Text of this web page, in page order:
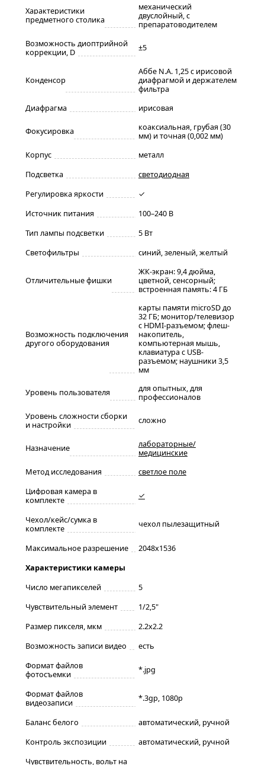
Характеристики
предметного столика
механический
двуслойный, с
препаратоводителем
Возможность диоптрийной
коррекции, D
±5
Конденсор
Аббе N.A. 1,25 с ирисовой
диафрагмой и держателем
фильтра
Диафрагма
ирисовая
Фокусировка
коаксиальная, грубая (30
мм) и точная (0,002 мм)
Корпус
металл
Подсветка
светодиодная
Регулировка яркости
✓
Источник питания
100–240 В
Тип лампы подсветки
5 Вт
Светофильтры
синий, зеленый, желтый
Отличительные фишки
ЖК-экран: 9,4 дюйма,
цветной, сенсорный;
встроенная память: 4 ГБ
Возможность подключения
другого оборудования
карты памяти microSD до
32 ГБ; монитор/телевизор
с HDMI-разъемом; флеш-
накопитель,
компьютерная мышь,
клавиатура с USB-
разъемом; наушники 3,5
мм
Уровень пользователя
для опытных, для
профессионалов
Уровень сложности сборки
и настройки
сложно
Назначение
лабораторные/
медицинские
Метод исследования
светлое поле
Цифровая камера в
комплекте
✓
Чехол/кейс/сумка в
комплекте
чехол пылезащитный
Максимальное разрешение
2048x1536
Характеристики камеры
Число мегапикселей
5
Чувствительный элемент
1/2,5"
Размер пикселя, мкм
2.2x2.2
Возможность записи видео
есть
Формат файлов
фотосъемки
*.jpg
Формат файлов
видеозаписи
*.3gp, 1080p
Баланс белого
автоматический, ручной
Контроль экспозиции
автоматический, ручной
Чувствительность, вольт на